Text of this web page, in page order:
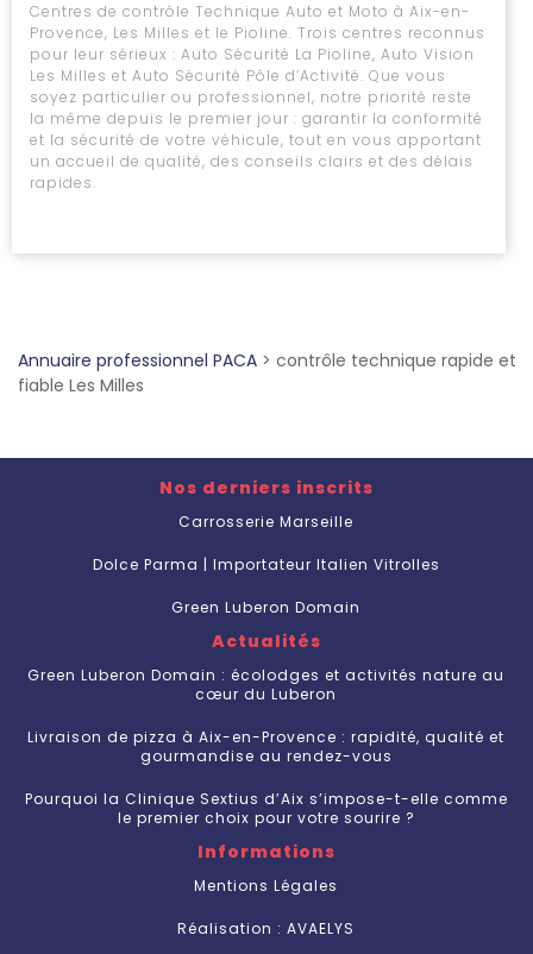
Centres de contrôle Technique Auto et Moto à Aix-en-
Provence, Les Milles et le Pioline. Trois centres reconnus
pour leur sérieux : Auto Sécurité La Pioline, Auto Vision
Les Milles et Auto Sécurité Pôle d’Activité. Que vous
soyez particulier ou professionnel, notre priorité reste
la même depuis le premier jour : garantir la conformité
et la sécurité de votre véhicule, tout en vous apportant
un accueil de qualité, des conseils clairs et des délais
rapides.
Annuaire professionnel PACA > contrôle technique rapide et
fiable Les Milles
Nos derniers inscrits
Carrosserie Marseille
Dolce Parma | Importateur Italien Vitrolles
Green Luberon Domain
Actualités
Green Luberon Domain : écolodges et activités nature au
cœur du Luberon
Livraison de pizza à Aix-en-Provence : rapidité, qualité et
gourmandise au rendez-vous
Pourquoi la Clinique Sextius d’Aix s’impose-t-elle comme
le premier choix pour votre sourire ?
Informations
Mentions Légales
Réalisation : AVAELYS